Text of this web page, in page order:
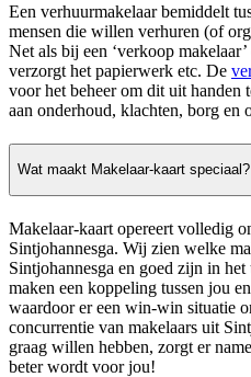
Een verhuurmakelaar bemiddelt
mensen die willen verhuren (of
Net als bij een ‘verkoop
verzorgt het papierwerk etc. De
voor het beheer om dit uit handen
aan onderhoud, klachten, borg en
Wat maakt Makelaar-kaart speciaal?
Makelaar-kaart opereert volledig
Sintjohannesga. Wij zien welke
Sintjohannesga en goed zijn in
maken een koppeling tussen jou
waardoor er een win-win situatie
concurrentie van makelaars uit
graag willen hebben, zorgt er
beter wordt voor jou!